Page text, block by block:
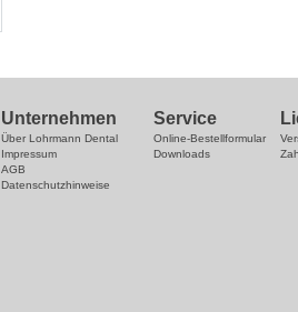
Unternehmen
Über Lohrmann Dental
Impressum
AGB
Datenschutzhinweise
Service
Online-Bestellformular
Downloads